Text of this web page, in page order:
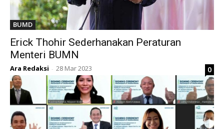
BUMD
Erick Thohir Sederhanakan Peraturan
Menteri BUMN
Ara Redaksi - 28 Mar 2023 0